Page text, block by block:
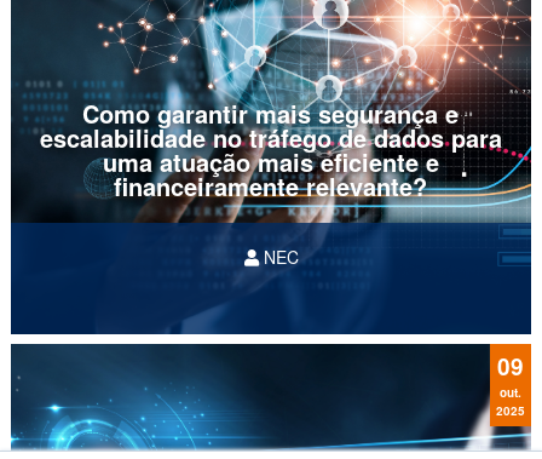
Como garantir mais segurança e
escalabilidade no tráfego de dados para
uma atuação mais eficiente e
financeiramente relevante?
NEC
09
out.
2025